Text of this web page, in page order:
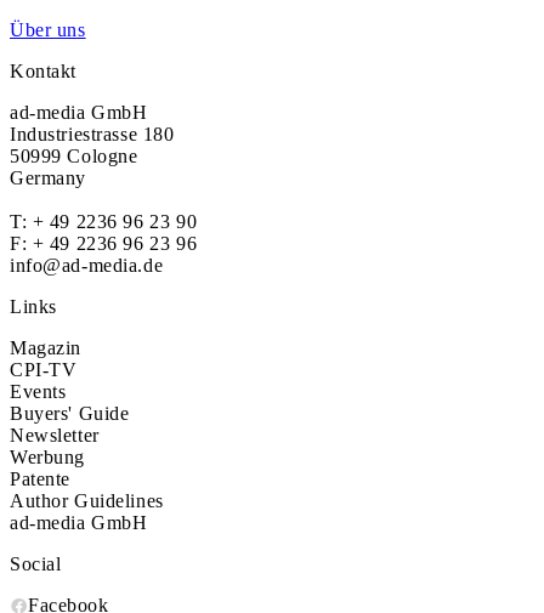
Über uns
Kontakt
ad-media GmbH
Industriestrasse 180
50999 Cologne
Germany
T: + 49 2236 96 23 90
F: + 49 2236 96 23 96
info@ad-media.de
Links
Magazin
CPI-TV
Events
Buyers' Guide
Newsletter
Werbung
Patente
Author Guidelines
ad-media GmbH
Social
Facebook